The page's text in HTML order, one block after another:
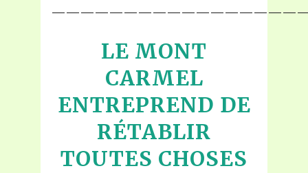
LE MONT
CARMEL
ENTREPREND DE
RÉTABLIR
TOUTES CHOSES